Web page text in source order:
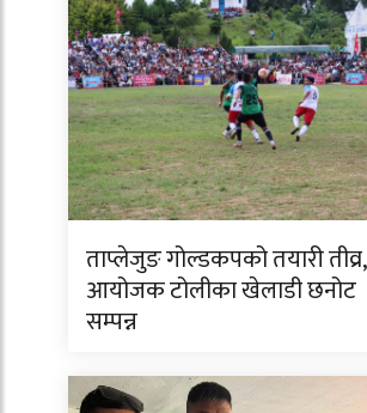
ताप्लेजुङ गोल्डकपको तयारी तीव्र,
आयोजक टोलीका खेलाडी छनोट
सम्पन्न